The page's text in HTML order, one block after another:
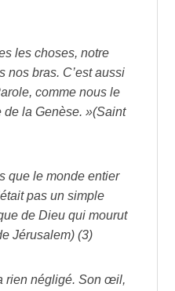
les choses, notre
nos bras. C’est aussi
comme nous le
de la Genèse. »(Saint
que le monde entier
pas un simple
de Dieu qui mourut
Jérusalem) (3)
rien négligé. Son œil,